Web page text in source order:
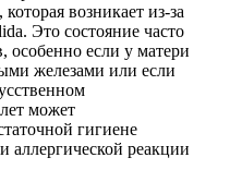
возникает из-за
Это состояние часто
особенно если у матери
железами или если
может
гигиене
аллергической реакции